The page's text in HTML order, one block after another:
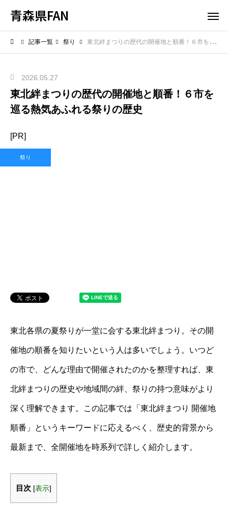
青森県FAN
記事一覧 祭り 東北絆まつりの歴代の開催地と順番！６市を巡る熱気あふれる祭りの歴史
2026.05.27
東北絆まつりの歴代の開催地と順番！６市を
巡る熱気あふれる祭りの歴史
[PR]
祭り
東北各県の夏祭りが一堂に会する東北絆まつり。その開
催地の順番を知りたいという人は多いでしょう。いつど
の市で、どんな理由で開催されたのかを整理すれば、東
北絆まつりの歴史や地域間の絆、祭りの持つ意味がより
深く理解できます。この記事では「東北絆まつり 開催地
順番」というキーワードに応えるべく、歴史的背景から
最新まで、全開催地を時系列で詳しく紹介します。
目次 [表示]